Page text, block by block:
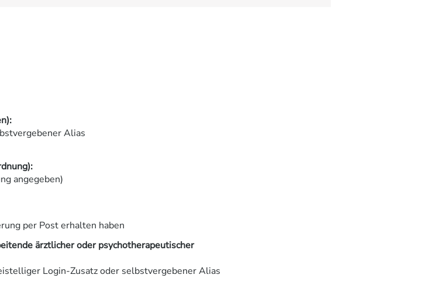
Alias
angegeben)
per Post erhalten haben
ärztlicher oder psychotherapeutischer
Login-Zusatz oder selbstvergebener Alias